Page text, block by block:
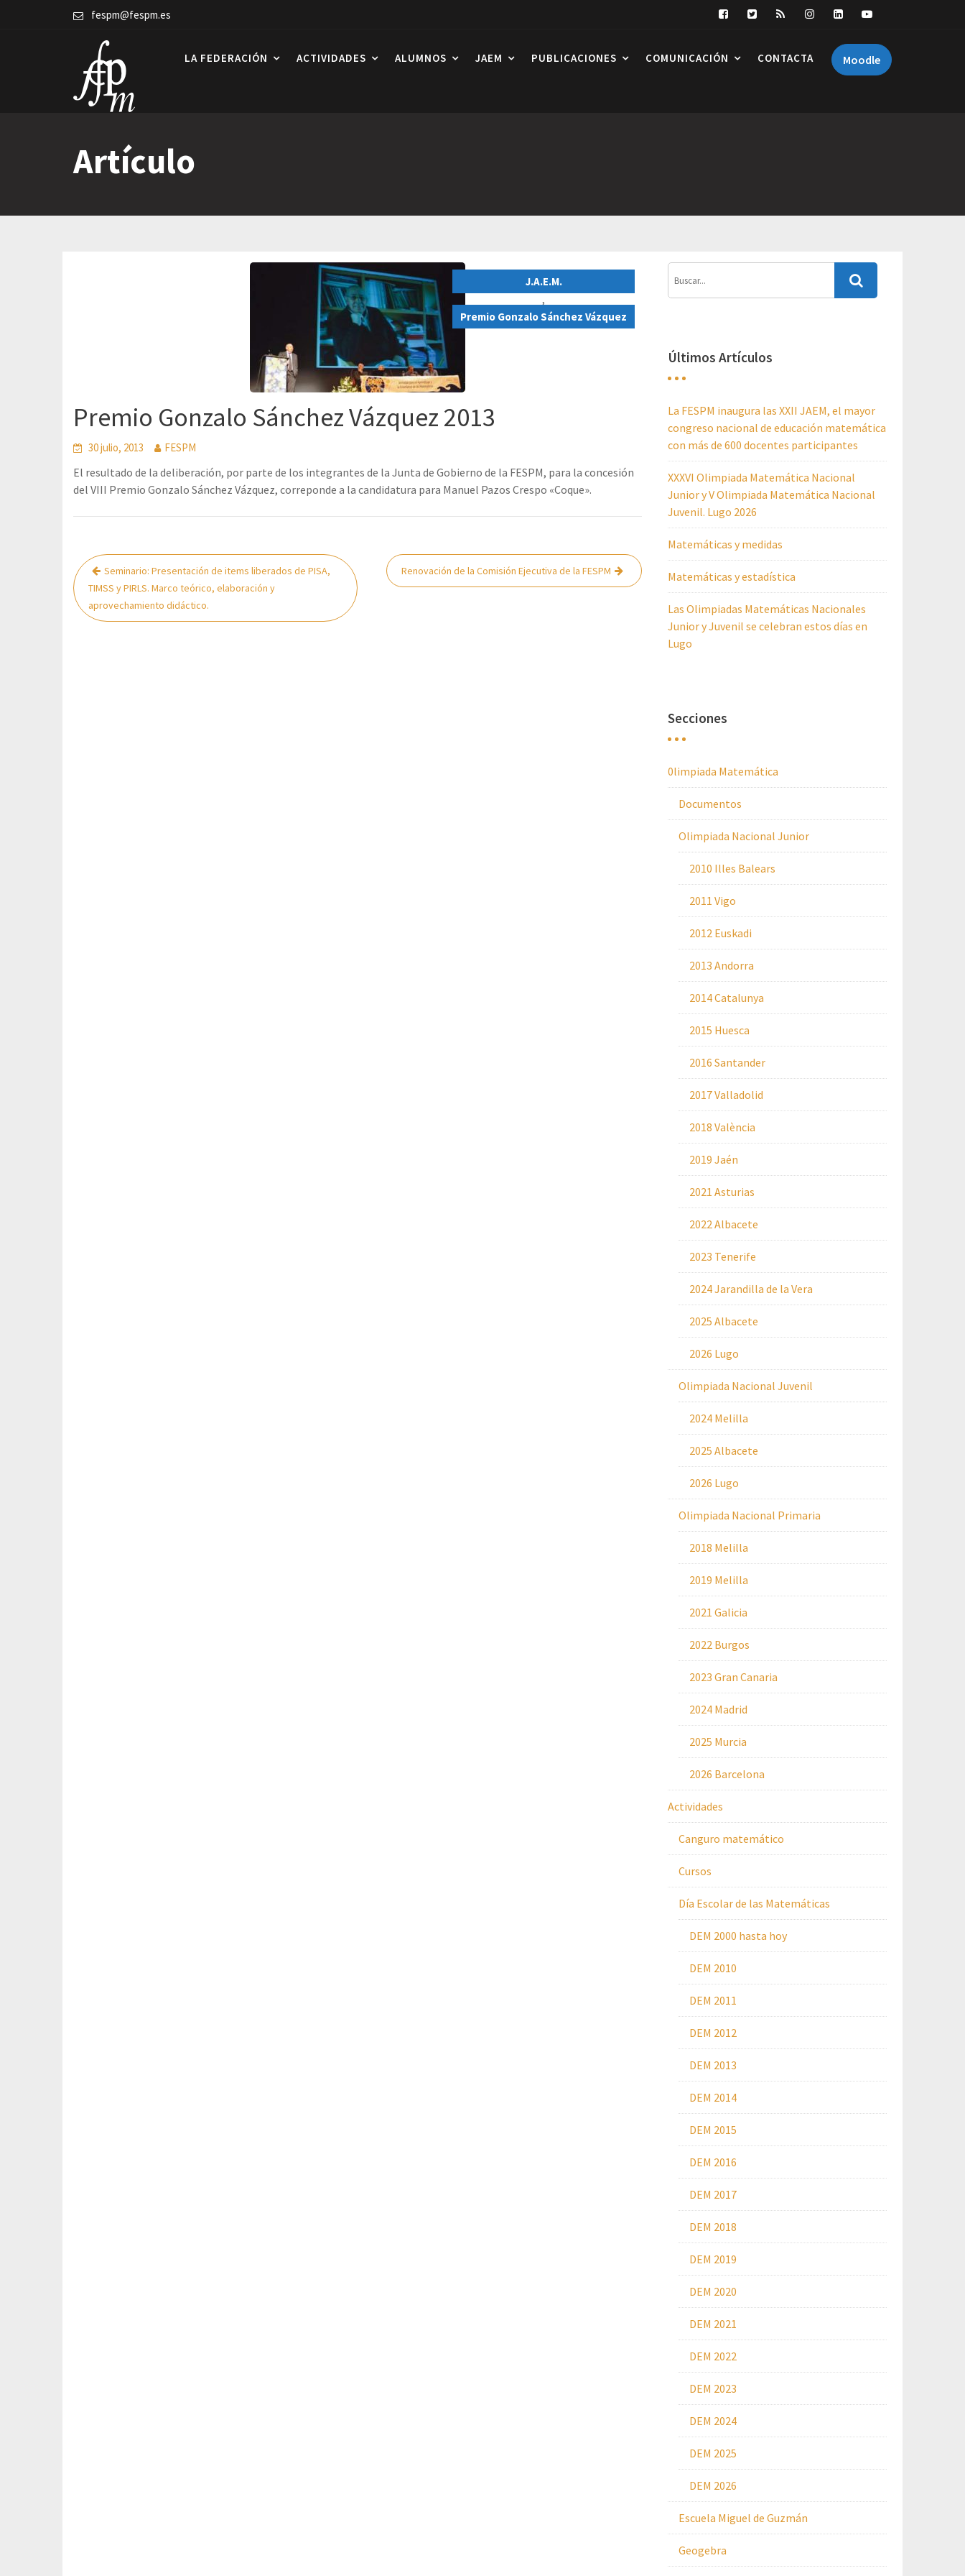
fespm@fespm.es
Moodle
LA FEDERACIÓN ACTIVIDADES ALUMNOS JAEM PUBLICACIONES COMUNICACIÓN CONTACTA
Artículo
J.A.E.M.
,
Premio Gonzalo Sánchez Vázquez
Premio Gonzalo Sánchez Vázquez 2013
30 julio, 2013 FESPM
El resultado de la deliberación, por parte de los integrantes de la Junta de Gobierno de la FESPM, para la concesión
del VIII Premio Gonzalo Sánchez Vázquez, correponde a la candidatura para Manuel Pazos Crespo «Coque».
Navegación
de
entradas
Seminario: Presentación de items liberados de PISA,
TIMSS y PIRLS. Marco teórico, elaboración y
aprovechamiento didáctico.
Renovación de la Comisión Ejecutiva de la FESPM
Últimos Artículos
La FESPM inaugura las XXII JAEM, el mayor
congreso nacional de educación matemática
con más de 600 docentes participantes
XXXVI Olimpiada Matemática Nacional
Junior y V Olimpiada Matemática Nacional
Juvenil. Lugo 2026
Matemáticas y medidas
Matemáticas y estadística
Las Olimpiadas Matemáticas Nacionales
Junior y Juvenil se celebran estos días en
Lugo
Secciones
0limpiada Matemática
Documentos
Olimpiada Nacional Junior
2010 Illes Balears
2011 Vigo
2012 Euskadi
2013 Andorra
2014 Catalunya
2015 Huesca
2016 Santander
2017 Valladolid
2018 València
2019 Jaén
2021 Asturias
2022 Albacete
2023 Tenerife
2024 Jarandilla de la Vera
2025 Albacete
2026 Lugo
Olimpiada Nacional Juvenil
2024 Melilla
2025 Albacete
2026 Lugo
Olimpiada Nacional Primaria
2018 Melilla
2019 Melilla
2021 Galicia
2022 Burgos
2023 Gran Canaria
2024 Madrid
2025 Murcia
2026 Barcelona
Actividades
Canguro matemático
Cursos
Día Escolar de las Matemáticas
DEM 2000 hasta hoy
DEM 2010
DEM 2011
DEM 2012
DEM 2013
DEM 2014
DEM 2015
DEM 2016
DEM 2017
DEM 2018
DEM 2019
DEM 2020
DEM 2021
DEM 2022
DEM 2023
DEM 2024
DEM 2025
DEM 2026
Escuela Miguel de Guzmán
Geogebra